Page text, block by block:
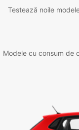
Testează noile
Modele cu consum de